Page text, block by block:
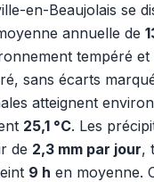
en-Beaujolais se
annuelle de
tempéré et
sans écarts
atteignent environ
25,1 °C. Les
de 2,3 mm par jour,
9 h en moyenne.